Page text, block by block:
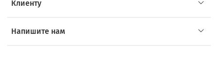
Клиенту
Напишите нам